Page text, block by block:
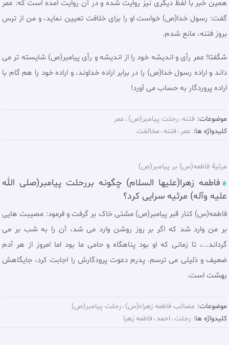
همین خبر با لفظ دیگری نیز روایت شده و در آن روایت آمده است که: عمر
گفت: رسول خدا(ص) خواست او را برای خلافت تعیین نماید، و من از ترس
بروز فتنه، مانع شدم.
شگفتا! عمر رأی و اندیشه خود را از اندیشه و رأی پیامبر(ص) شایسته تر می
داند و اراده رسول خدا(ص) را در برابر اراده خداوند، و اراده خود را هم گام با
اراده پروردگار به حساب می آورد!
موضوعات: فتنه رحلت پيامبر(ص) عمر
کلیدواژه ها: عمر فتنه مخالفت
مرثیۀ فاطمه(س) بر پیامبر(ص)
فاطمه زهرا(علیها السلام) چگونه بررحلت پیامبر(صلی الله
علیه وآله) مرثیه سرایی کرد؟
فاطمه(س) کنار قبر پیامبر(ص) مشتی خاک بر گرفت و فرمود: مصیبت هایی
بر من وارد شد که اگر بر روز روشن وارد می شد، آن را به شب بر می
گرداند...، تا زمانی که او بود پناهگاه و حامی ما بود اما امروز از هر آدم
ضعیف و ذلیلی می ترسم. پدرم دعوت پرودگارش را اجابت کرد، جایگاهش
بهشت است.
موضوعات: مصائب فاطمه زهراء(س) رحلت پيامبر(ص)
کلیدواژه ها: رحلت احمد فاطمه زهرا